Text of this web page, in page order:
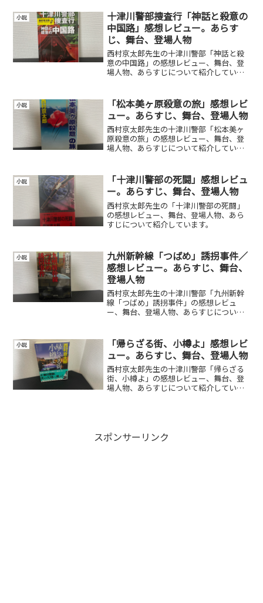
小説
十津川警部捜査行「神話と殺意の
中国路」感想レビュー。あらす
じ、舞台、登場人物
西村京太郎先生の十津川警部「神話と殺
意の中国路」の感想レビュー、舞台、登
場人物、あらすじについて紹介していま
小説
「松本美ヶ原殺意の旅」感想レビ
ュー。あらすじ、舞台、登場人物
西村京太郎先生の十津川警部「松本美ヶ
原殺意の旅」の感想レビュー、舞台、登
場人物、あらすじについて紹介していま
小説
「十津川警部の死闘」感想レビュ
ー。あらすじ、舞台、登場人物
西村京太郎先生の「十津川警部の死闘」
の感想レビュー、舞台、登場人物、あら
すじについて紹介しています。
小説
九州新幹線「つばめ」誘拐事件／
感想レビュー。あらすじ、舞台、
登場人物
西村京太郎先生の十津川警部「九州新幹
線「つばめ」誘拐事件」の感想レビュ
ー、舞台、登場人物、あらすじについて
小説
「帰らざる街、小樽よ」感想レビ
ュー。あらすじ、舞台、登場人物
西村京太郎先生の十津川警部「帰らざる
街、小樽よ」の感想レビュー、舞台、登
場人物、あらすじについて紹介していま
スポンサーリンク